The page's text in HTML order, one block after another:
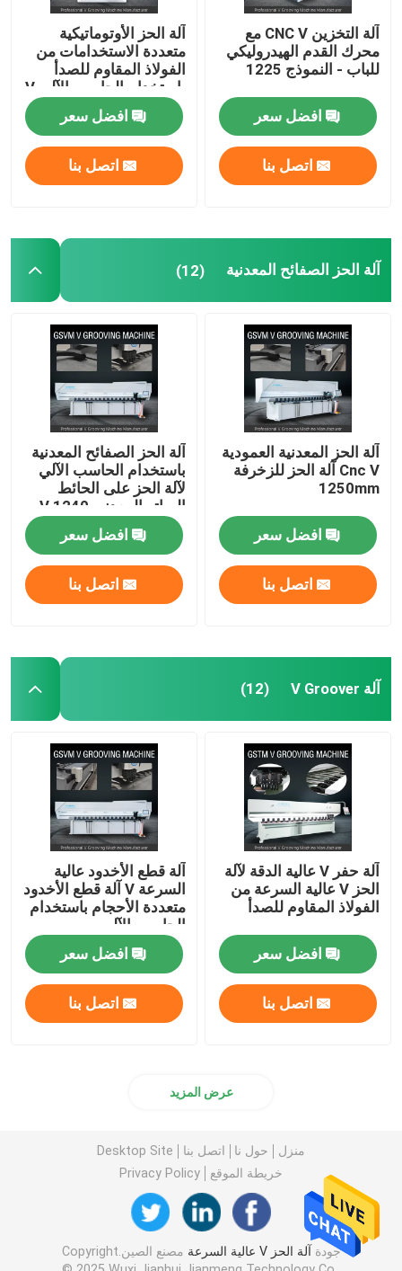
آلة التخزين CNC V مع
محرك القدم الهيدروليكي
للباب - النموذج 1225
افضل سعر
اتصل بنا
آلة الحز الأوتوماتيكية
متعددة الاستخدامات من
الفولاذ المقاوم للصدأ
باستخدام الحاسب الآلي V
1240
افضل سعر
اتصل بنا
آلة الحز الصفائح المعدنية (12)
آلة الحز المعدنية العمودية
Cnc V آلة الحز للزخرفة
1250mm
افضل سعر
اتصل بنا
آلة الحز الصفائح المعدنية
باستخدام الحاسب الآلي
لآلة الحز على الحائط
الساتر المعدني V 1240
افضل سعر
اتصل بنا
آلة V Groover (12)
آلة حفر V عالية الدقة لآلة
الحز V عالية السرعة من
الفولاذ المقاوم للصدأ
افضل سعر
اتصل بنا
آلة قطع الأخدود عالية
السرعة V آلة قطع الأخدود
متعددة الأحجام باستخدام
الحاسب الآلي
افضل سعر
اتصل بنا
عرض المزيد
منزل حول نا اتصل بنا
Desktop Site
خريطة الموقع
Privacy Policy
جودة آلة الحز V عالية السرعة
مصنع الصين.Copyright